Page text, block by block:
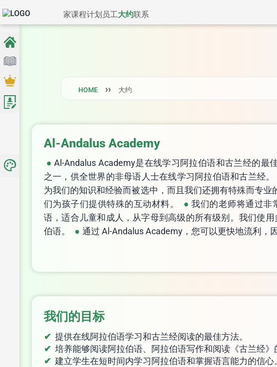
家课程计划 员工大约联系
HOME 大约
Al-Andalus Academy
Al-Andalus Academy是在线学习阿拉伯语和古兰经的最佳
之一，供全世界的非母语人士在线学习阿拉伯语和古兰经。
为我们的知识和经验而被选中，而且我们还拥有特殊而专业
们为孩子们提供特殊的互动材料。
我们的老师将通过非
语，适合儿童和成人，从字母到高级的所有级别。我们使
伯语。
通过 Al-Andalus Academy，您可以更快地流利，
我们的目标
提供在线阿拉伯语学习和古兰经阅读的最佳方法。
培养能够阅读阿拉伯语、阿拉伯语写作和阅读《古兰经》
建立学生在短时间内学习阿拉伯语和掌握语言能力的信心